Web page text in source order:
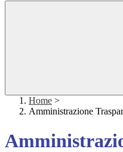
Home >
Amministrazione